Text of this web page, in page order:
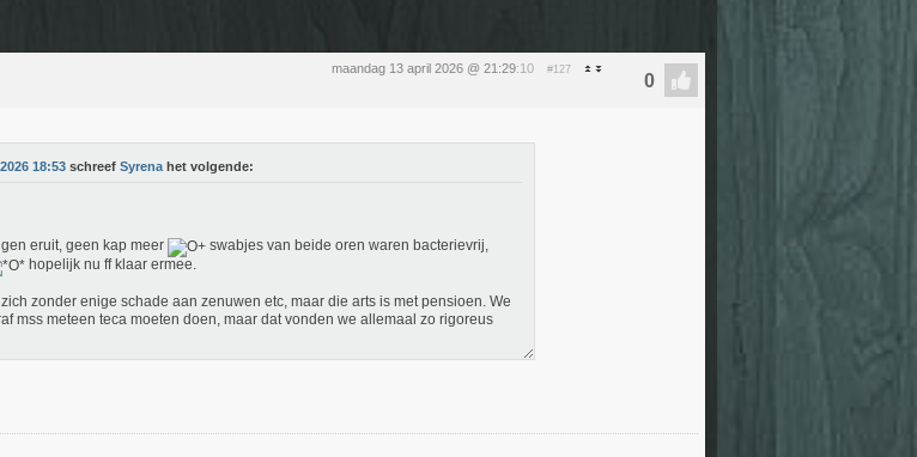
maandag 13 april 2026 @ 21:29:10 #127
18:53 schreef Syrena het volgende:
eruit, geen kap meer
swabjes van beide oren waren bacterievrij,
hopelijk nu ff klaar ermee.
zonder enige schade aan zenuwen etc, maar die arts is met pensioen. We
mss meteen teca moeten doen, maar dat vonden we allemaal zo rigoreus